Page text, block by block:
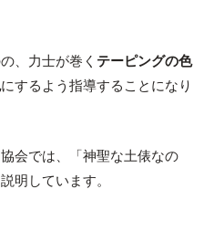
、力士が巻く テーピングの色
にするよう指導することになり
会では、「神聖な土俵なの
明しています。